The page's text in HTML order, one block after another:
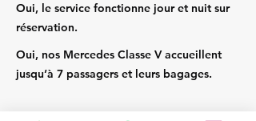
Oui, le service fonctionne jour et nuit sur
réservation.
Oui, nos Mercedes Classe V accueillent
jusqu’à 7 passagers et leurs bagages.